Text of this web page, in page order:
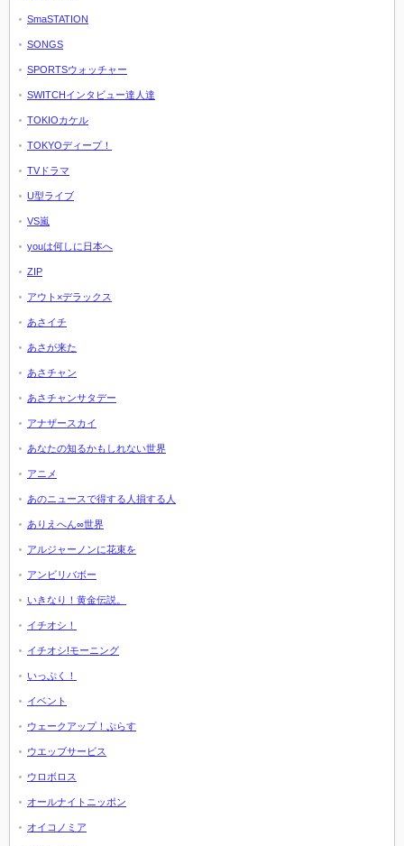
SmaSTATION
SONGS
SPORTSウォッチャー
SWITCHインタビュー達人達
TOKIOカケル
TOKYOディープ！
TVドラマ
U型ライブ
VS嵐
youは何しに日本へ
ZIP
アウト×デラックス
あさイチ
あさが来た
あさチャン
あさチャンサタデー
アナザースカイ
あなたの知るかもしれない世界
アニメ
あのニュースで得する人損する人
ありえへん∞世界
アルジャーノンに花束を
アンビリバボー
いきなり！黄金伝説。
イチオシ！
イチオシ!モーニング
いっぷく！
イベント
ウェークアップ！ぷらす
ウエッブサービス
ウロボロス
オールナイトニッポン
オイコノミア